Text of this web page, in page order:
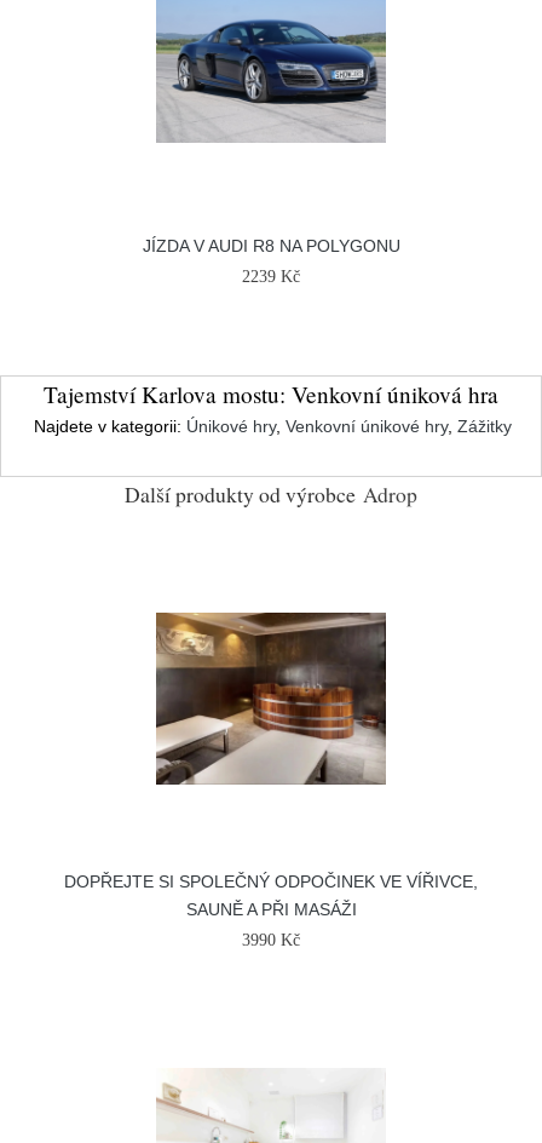
JÍZDA V AUDI R8 NA POLYGONU
2239 Kč
Tajemství Karlova mostu: Venkovní úniková hra
Najdete v kategorii: Únikové hry, Venkovní únikové hry, Zážitky
Další produkty od výrobce Adrop
DOPŘEJTE SI SPOLEČNÝ ODPOČINEK VE VÍŘIVCE,
SAUNĚ A PŘI MASÁŽI
3990 Kč